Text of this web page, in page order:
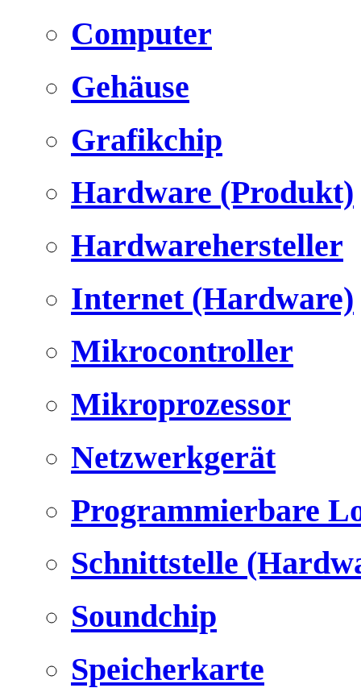
Computer
Gehäuse
Grafikchip
Hardware (Produkt)
Hardwarehersteller
Internet (Hardware)
Mikrocontroller
Mikroprozessor
Netzwerkgerät
Programmierbare
Schnittstelle
Soundchip
Speicherkarte